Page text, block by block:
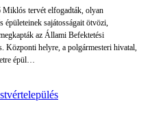
tervét elfogadták, olyan
épületeinek sajátosságait ötvözi,
az Állami Befektetési
Központi helyre, a polgármesteri hivatal,
épül…